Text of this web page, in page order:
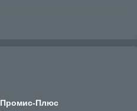
Промис-Плюс